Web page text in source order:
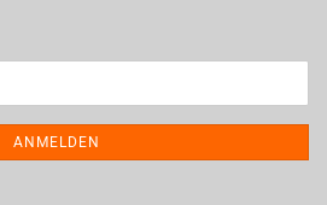
ANMELDEN